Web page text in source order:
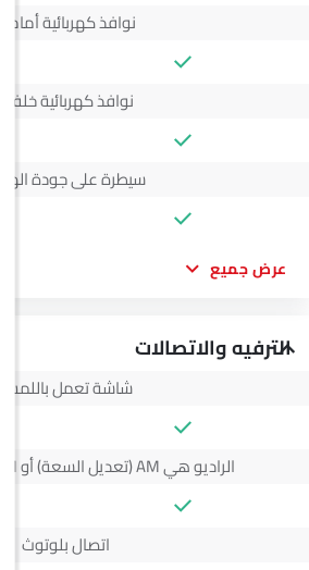
نوافذ كهربائية أمامية
نوافذ كهربائية خلفية
سيطرة على جودة الهواء
عرض جميع
الترفيه والاتصالات
شاشة تعمل باللمس
الراديو هي AM (تعديل السعة) أو FM (تضمين التردد)،
اتصال بلوتوث